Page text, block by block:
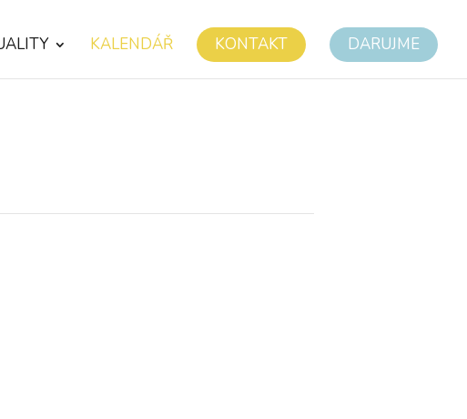
KALENDÁŘ KONTAKT DARUJME